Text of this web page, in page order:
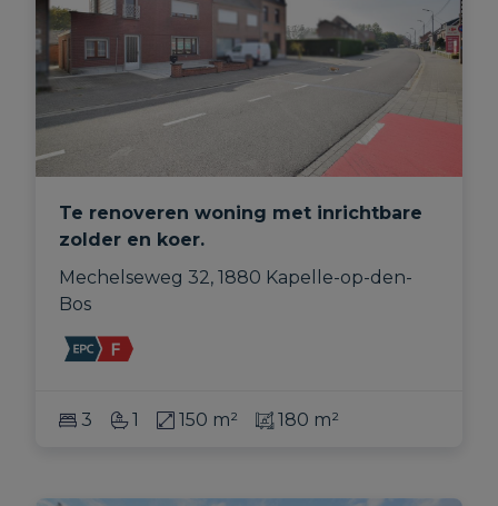
Te renoveren woning met inrichtbare
zolder en koer.
Mechelseweg 32, 1880 Kapelle-op-den-
Bos
3 1 150 m² 180 m²